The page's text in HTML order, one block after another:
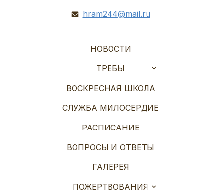
hram244@mail.ru
НОВОСТИ
ТРЕБЫ
ВОСКРЕСНАЯ ШКОЛА
СЛУЖБА МИЛОСЕРДИЕ
РАСПИСАНИЕ
ВОПРОСЫ И ОТВЕТЫ
ГАЛЕРЕЯ
ПОЖЕРТВОВАНИЯ